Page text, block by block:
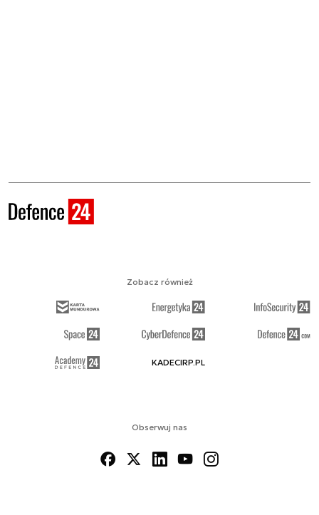
Obserwuj nas
Zobacz również
KADECIRP.PL